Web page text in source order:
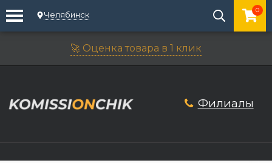
Челябинск 0
🚀 Оценка товара в 1 клик
Филиалы